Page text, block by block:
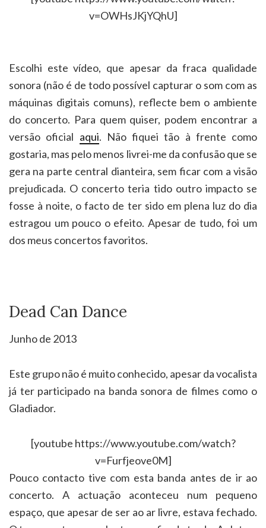
v=OWHsJKjYQhU]
Escolhi este vídeo, que apesar da fraca qualidade
sonora (não é de todo possível capturar o som com as
máquinas digitais comuns), reflecte bem o ambiente
do concerto. Para quem quiser, podem encontrar a
versão oficial aqui. Não fiquei tão à frente como
gostaria, mas pelo menos livrei-me da confusão que se
gera na parte central dianteira, sem ficar com a visão
prejudicada. O concerto teria tido outro impacto se
fosse à noite, o facto de ter sido em plena luz do dia
estragou um pouco o efeito. Apesar de tudo, foi um
dos meus concertos favoritos.
Dead Can Dance
Junho de 2013
Este grupo não é muito conhecido, apesar da vocalista
já ter participado na banda sonora de filmes como o
Gladiador.
[youtube https://www.youtube.com/watch?
v=Furfjeove0M]
Pouco contacto tive com esta banda antes de ir ao
concerto. A actuação aconteceu num pequeno
espaço, que apesar de ser ao ar livre, estava fechado.